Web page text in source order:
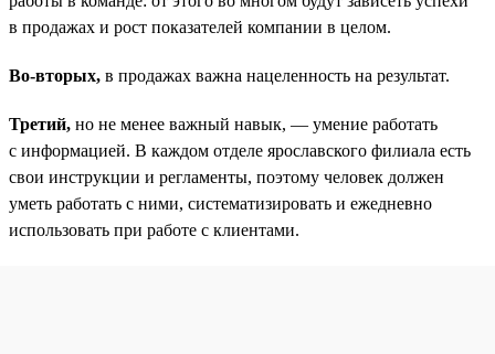
в продажах и рост показателей компании в целом.
Во-вторых, в продажах важна нацеленность на результат.
Третий, но не менее важный навык, — умение работать
с информацией. В каждом отделе ярославского филиала есть
свои инструкции и регламенты, поэтому человек должен
уметь работать с ними, систематизировать и ежедневно
использовать при работе с клиентами.